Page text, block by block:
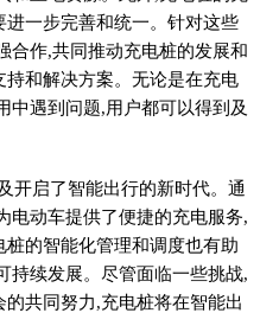
一步完善和统一。针对这些
合作,共同推动充电桩的发展和
和解决方案。无论是在充电
中遇到问题,用户都可以得到及
开启了智能出行的新时代。通
电动车提供了便捷的充电服务,
的智能化管理和调度也有助
持续发展。尽管面临一些挑战,
共同努力,充电桩将在智能出